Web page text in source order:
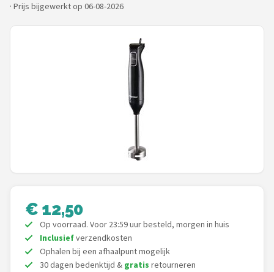
Keukenmachines
Moulinex
KitchenAid
Magimix
· Prijs bijgewerkt op 06-08-2026
€ 12,50
Op voorraad. Voor 23:59 uur besteld, morgen in huis
Inclusiefverzendkosten
Ophalen bij een afhaalpunt mogelijk
30 dagen bedenktijd & gratis retourneren